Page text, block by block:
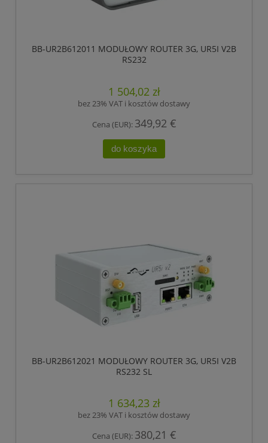
BB-UR2B612011 MODUŁOWY ROUTER 3G, UR5I V2B
RS232
1 504,02 zł
bez 23% VAT i kosztów dostawy
Cena (EUR): 349,92 €
do koszyka
BB-UR2B612021 MODUŁOWY ROUTER 3G, UR5I V2B
RS232 SL
1 634,23 zł
bez 23% VAT i kosztów dostawy
Cena (EUR): 380,21 €